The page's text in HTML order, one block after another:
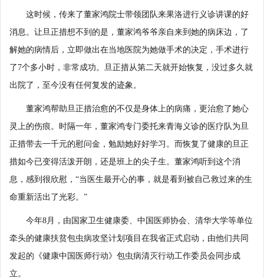
这时候，传来了董家鸿院士带领团队来果洛进行义诊讲课的好
消息。让旦正措想不到的是，董家鸿爷爷亲自来到她的病床边，了
解她的病情后，立即做出在当地医院为她做手术的决定，手术进行
了7个多小时，非常成功。旦正措从第二天就开始恢复，没过多久就
出院了，至今没有任何复发的迹象。
董家鸿帮助旦正措治愈的不仅是身体上的病痛，更治愈了她心
灵上的伤痕。时隔一年，董家鸿专门委托来青海义诊的医疗队为旦
正措带去一千元的慰问金，勉励她好好学习。而恢复了健康的旦正
措如今已变得活泼开朗，还是班上的尖子生。董家鸿听到这个消
息，感到很欣慰，“当医生最开心的事，就是看到被自己救过来的生
命重新活出了光彩。”
今年8月，由国家卫生健康委、中国医师协会、清华大学等单位
牵头的健康扶贫包虫病攻坚计划项目在我省正式启动，由他们共同
发起的《健康中国医师行动》包虫病清灭行动工作委员会同步成
立。